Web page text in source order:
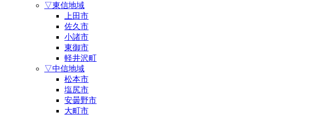
▽東信地域
上田市
佐久市
小諸市
東御市
軽井沢町
▽中信地域
松本市
塩尻市
安曇野市
大町市